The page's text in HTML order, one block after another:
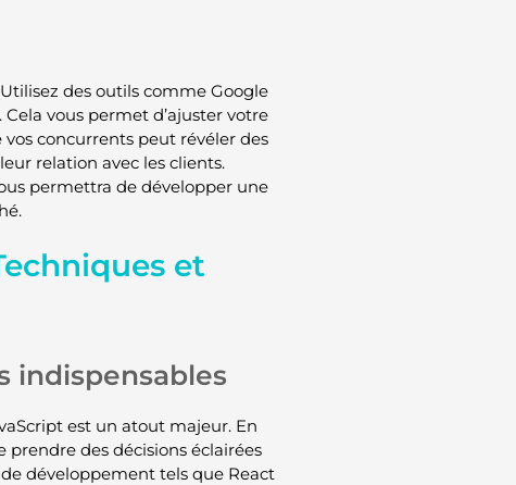
des outils comme Google
vous permet d’ajuster votre
vos concurrents peut révéler des
relation avec les clients.
permettra de développer une
et
indispensables
est un atout majeur. En
des décisions éclairées
développement tels que React